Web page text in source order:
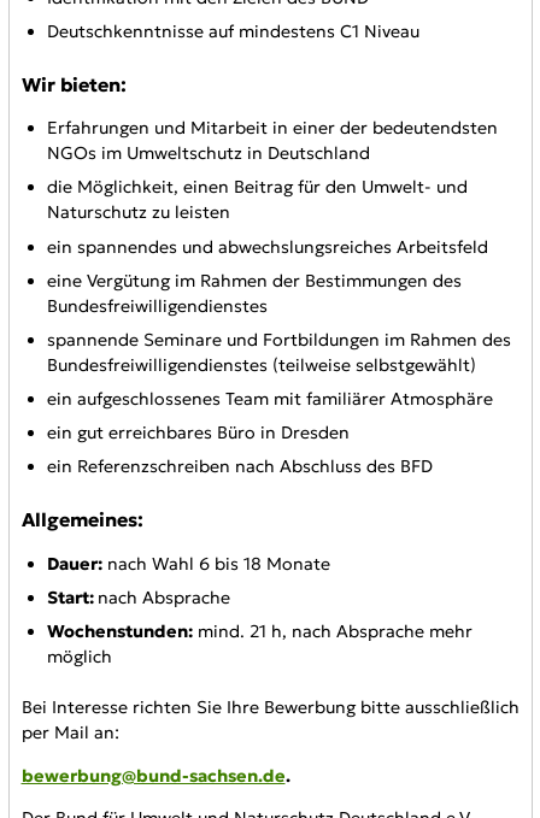
Deutschkenntnisse auf mindestens C1 Niveau
Wir bieten:
Erfahrungen und Mitarbeit in einer der bedeutendsten
NGOs im Umweltschutz in Deutschland
die Möglichkeit, einen Beitrag für den Umwelt- und
Naturschutz zu leisten
ein spannendes und abwechslungsreiches Arbeitsfeld
eine Vergütung im Rahmen der Bestimmungen des
Bundesfreiwilligendienstes
spannende Seminare und Fortbildungen im Rahmen des
Bundesfreiwilligendienstes (teilweise selbstgewählt)
ein aufgeschlossenes Team mit familiärer Atmosphäre
ein gut erreichbares Büro in Dresden
ein Referenzschreiben nach Abschluss des BFD
Allgemeines:
Dauer:nach Wahl 6 bis 18 Monate
Start: nach Absprache
Wochenstunden:mind. 21 h, nach Absprache mehr
möglich
Bei Interesse richten Sie Ihre Bewerbung bitte ausschließlich
per Mail an:
bewerbung@bund-sachsen.de.